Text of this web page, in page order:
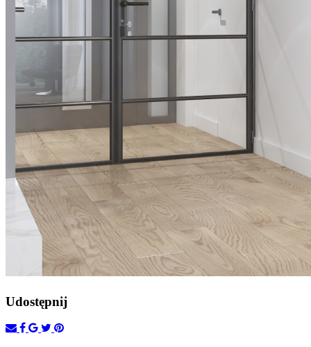
Udostępnij